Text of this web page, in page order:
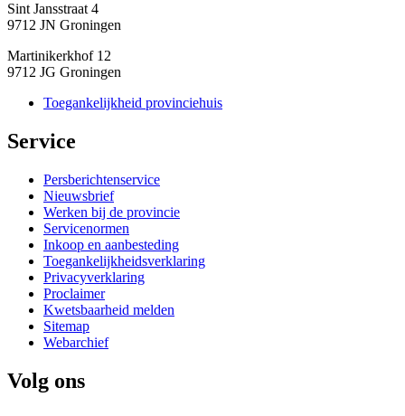
Sint Jansstraat 4
9712 JN Groningen
Martinikerkhof 12
9712 JG Groningen
Toegankelijkheid provinciehuis
Service
Persberichtenservice
Nieuwsbrief
Werken bij de provincie
Servicenormen
Inkoop en aanbesteding
Toegankelijkheidsverklaring
Privacyverklaring
Proclaimer
Kwetsbaarheid melden
Sitemap
Webarchief
Volg ons